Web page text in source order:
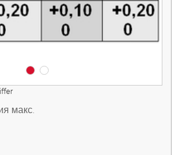
макс.